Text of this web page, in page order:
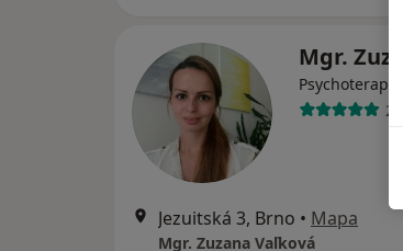
Mgr.
Jezuitská 3, Brno • Mapa
Mgr. Zuzana Vaľková